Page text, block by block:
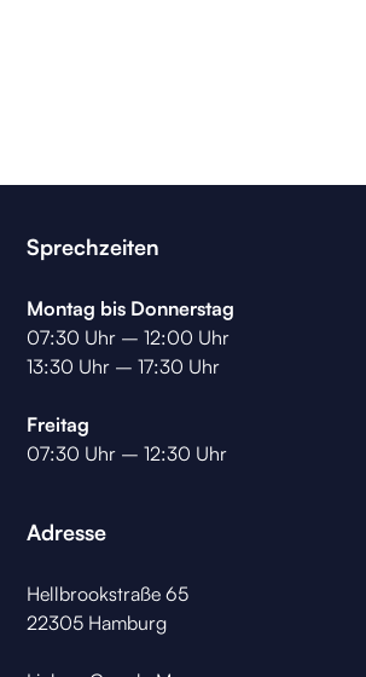
Sprechzeiten
Montag bis Donnerstag
07:30 Uhr – 12:00 Uhr
13:30 Uhr – 17:30 Uhr
Freitag
07:30 Uhr – 12:30 Uhr
Adresse
Hellbrookstraße 65
22305 Hamburg